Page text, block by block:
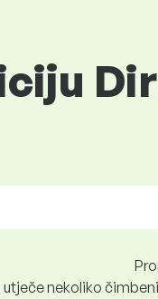
nekoliko